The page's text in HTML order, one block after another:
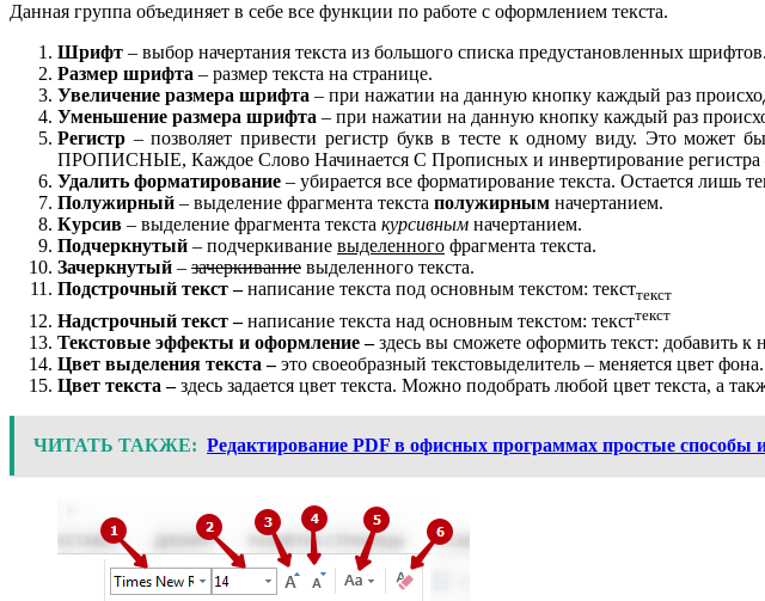
Данная группа объединяет в себе все функции по работе с оформлением текста.
Шрифт – выбор начертания текста из большого списка предустановленных шрифтов.
Размер шрифта – размер текста на странице.
Увеличение размера шрифта – при нажатии на данную кнопку каждый раз
Уменьшение размера шрифта – при нажатии на данную кнопку каждый раз
Регистр – позволяет привести регистр букв в тесте к одному виду. Это может
ПРОПИСНЫЕ, Каждое Слово Начинается С Прописных и инвертирование
Удалить форматирование – убирается все форматирование текста. Остается лишь
Полужирный – выделение фрагмента текста полужирным начертанием.
Курсив – выделение фрагмента текста курсивным начертанием.
Подчеркнутый – подчеркивание выделенного фрагмента текста.
Зачеркнутый – зачеркивание выделенного текста.
Подстрочный текст –написание текста под основным текстом: тексттекст
Надстрочный текст –написание текста над основным текстом: тексттекст
Текстовые эффекты и оформление –здесь вы сможете оформить текст: добавить к
Цвет выделения текста –это своеобразный текстовыделитель – меняется цвет
Цвет текста –здесь задается цвет текста. Можно подобрать любой цвет текста, а
ЧИТАТЬ ТАКЖЕ: Редактирование PDF в офисных программах простые способы